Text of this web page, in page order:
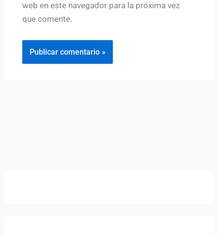
web en este navegador para la próxima vez
que comente.